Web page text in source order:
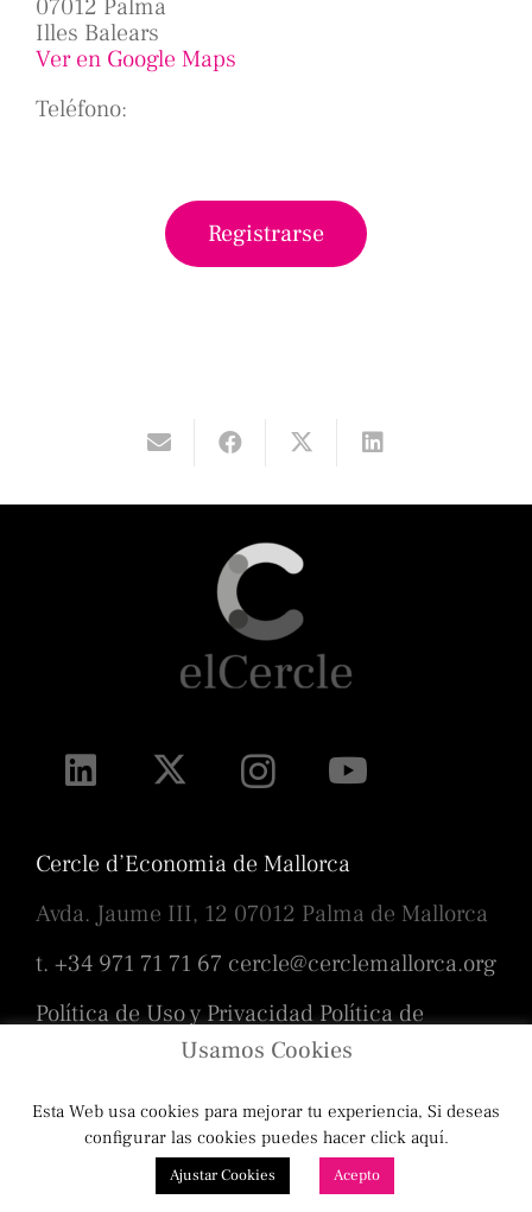
07012 Palma
Illes Balears
Ver en Google Maps
Teléfono:
Registrarse
Cercle d’Economia de Mallorca
Avda. Jaume III, 12 07012 Palma de Mallorca
t. +34 971 71 71 67 cercle@cerclemallorca.org
Política de Uso y Privacidad Política de
DiseñoToni Borrás/ Programación
Usamos Cookies
Esta Web usa cookies para mejorar tu experiencia, Si deseas
configurar las cookies puedes hacer click aquí.
Ajustar Cookies Acepto